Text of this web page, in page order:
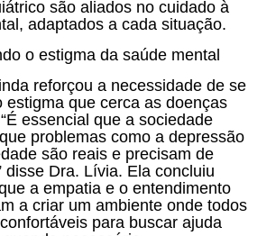
são aliados no cuidado à
adaptados a cada situação.
o estigma da saúde mental
reforçou a necessidade de se
estigma que cerca as doenças
essencial que a sociedade
problemas como a depressão
são reais e precisam de
disse Dra. Lívia. Ela concluiu
a empatia e o entendimento
a criar um ambiente onde todos
para buscar ajuda